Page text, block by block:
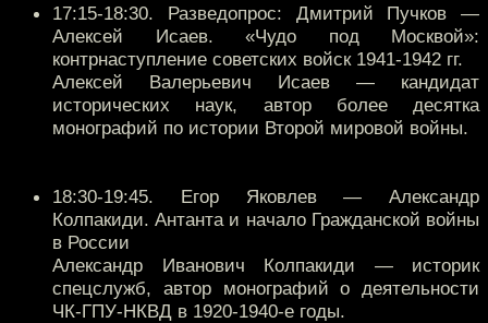
17:15-18:30. Разведопрос: Дмитрий Пучков —
Алексей Исаев. «Чудо под Москвой»:
контрнаступление советских войск 1941-1942 гг.
Алексей Валерьевич Исаев — кандидат
исторических наук, автор более десятка
монографий по истории Второй мировой войны.
18:30-19:45. Егор Яковлев — Александр
Колпакиди. Антанта и начало Гражданской войны
в России
Александр Иванович Колпакиди — историк
спецслужб, автор монографий о деятельности
ЧК-ГПУ-НКВД в 1920-1940-е годы.